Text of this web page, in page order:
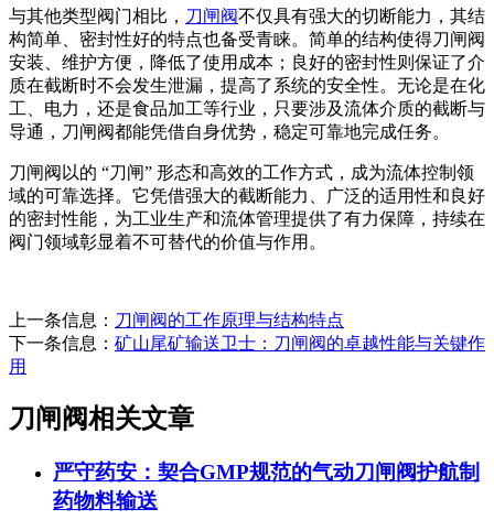
与其他类型阀门相比， 刀闸阀不仅具有强大的切断能力，其结
构简单、密封性好的特点也备受青睐。简单的结构使得刀闸阀
安装、维护方便，降低了使用成本；良好的密封性则保证了介
质在截断时不会发生泄漏，提高了系统的安全性。无论是在化
工、电力，还是食品加工等行业，只要涉及流体介质的截断与
导通，刀闸阀都能凭借自身优势，稳定可靠地完成任务。
刀闸阀以的 “刀闸” 形态和高效的工作方式，成为流体控制领
域的可靠选择。它凭借强大的截断能力、广泛的适用性和良好
的密封性能，为工业生产和流体管理提供了有力保障，持续在
阀门领域彰显着不可替代的价值与作用。
上一条信息： 刀闸阀的工作原理与结构特点
下一条信息： 矿山尾矿输送卫士：刀闸阀的卓越性能与关键作
用
刀闸阀相关文章
严守药安：契合GMP规范的气动刀闸阀护航制
药物料输送